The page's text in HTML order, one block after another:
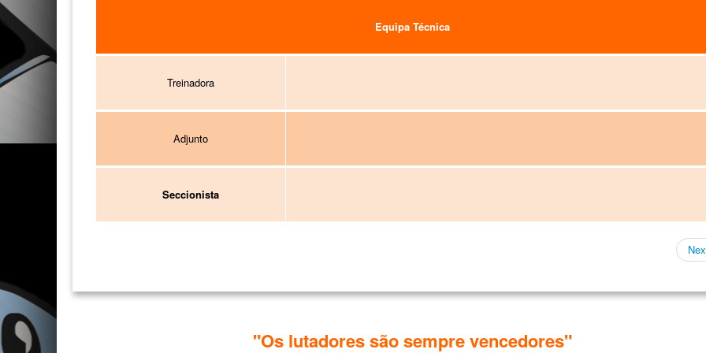
Equipa Técnica
Treinadora
Adjunto
Seccionista
"Os lutadores são sempre vencedores"